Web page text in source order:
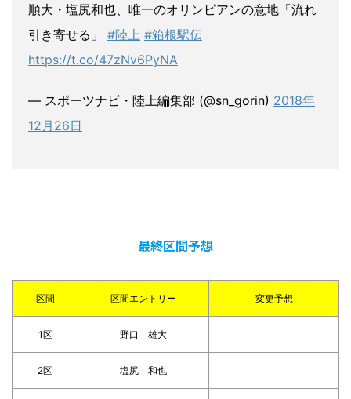
順大・塩尻和也、唯一のオリンピアンの意地「流れ
引き寄せる」 #陸上 #箱根駅伝
https://t.co/47zNv6PyNA
— スポーツナビ・陸上編集部 (@sn_gorin) 2018年
12月26日
最終区間予想
区間 区間エントリー 変更予想
1区 野口 雄大
2区 塩尻 和也